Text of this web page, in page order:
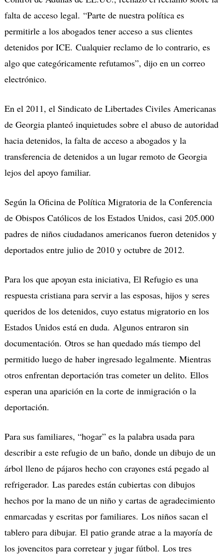
falta de acceso legal. “Parte de nuestra política es
permitirle a los abogados tener acceso a sus clientes
detenidos por ICE. Cualquier reclamo de lo contrario, es
algo que categóricamente refutamos”, dijo en un correo
electrónico.
En el 2011, el Sindicato de Libertades Civiles Americanas
de Georgia planteó inquietudes sobre el abuso de autoridad
hacia detenidos, la falta de acceso a abogados y la
transferencia de detenidos a un lugar remoto de Georgia
lejos del apoyo familiar.
Según la Oficina de Política Migratoria de la Conferencia
de Obispos Católicos de los Estados Unidos, casi 205.000
padres de niños ciudadanos americanos fueron detenidos y
deportados entre julio de 2010 y octubre de 2012.
Para los que apoyan esta iniciativa, El Refugio es una
respuesta cristiana para servir a las esposas, hijos y seres
queridos de los detenidos, cuyo estatus migratorio en los
Estados Unidos está en duda. Algunos entraron sin
documentación. Otros se han quedado más tiempo del
permitido luego de haber ingresado legalmente. Mientras
otros enfrentan deportación tras cometer un delito. Ellos
esperan una aparición en la corte de inmigración o la
deportación.
Para sus familiares, “hogar” es la palabra usada para
describir a este refugio de un baño, donde un dibujo de un
árbol lleno de pájaros hecho con crayones está pegado al
refrigerador. Las paredes están cubiertas con dibujos
hechos por la mano de un niño y cartas de agradecimiento
enmarcadas y escritas por familiares. Los niños sacan el
tablero para dibujar. El patio grande atrae a la mayoría de
los jovencitos para corretear y jugar fútbol. Los tres